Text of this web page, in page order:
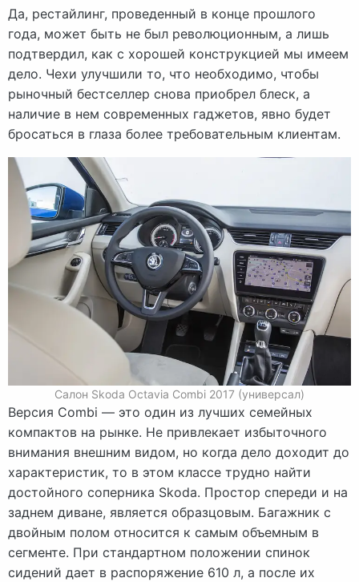
Да, рестайлинг, проведенный в конце прошлого
года, может быть не был революционным, а лишь
подтвердил, как с хорошей конструкцией мы имеем
дело. Чехи улучшили то, что необходимо, чтобы
рыночный бестселлер снова приобрел блеск, а
наличие в нем современных гаджетов, явно будет
бросаться в глаза более требовательным клиентам.
Салон Skoda Octavia Combi 2017 (универсал)
Версия Combi — это один из лучших семейных
компактов на рынке. Не привлекает избыточного
внимания внешним видом, но когда дело доходит до
характеристик, то в этом классе трудно найти
достойного соперника Skoda. Простор спереди и на
заднем диване, является образцовым. Багажник с
двойным полом относится к самым объемным в
сегменте. При стандартном положении спинок
сидений дает в распоряжение 610 л, а после их